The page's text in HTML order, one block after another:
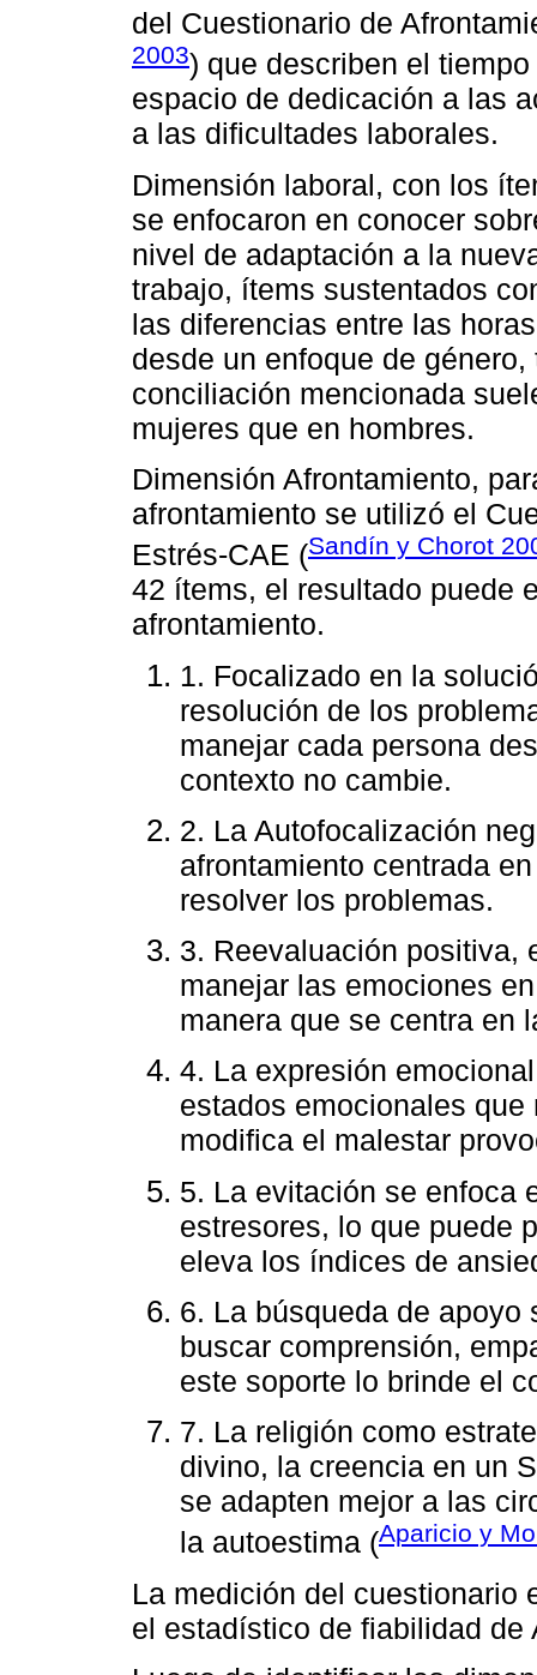
del Cuestionario de
2003) que describen el
espacio de dedicación a las
a las dificultades laborales.
Dimensión laboral, con los
se enfocaron en conocer
nivel de adaptación a la
trabajo, ítems sustentados
las diferencias entre las
desde un enfoque de
conciliación mencionada
mujeres que en hombres.
Dimensión Afrontamiento,
afrontamiento se utilizó el
Estrés-CAE (Sandín y Chorot
42 ítems, el resultado puede
afrontamiento.
1. Focalizado en la
resolución de los
manejar cada persona
contexto no cambie.
2. La Autofocalización
afrontamiento centrada
resolver los problemas.
3. Reevaluación positiva,
manejar las emociones
manera que se centra en
4. La expresión
estados emocionales
modifica el malestar
5. La evitación se enfoca
estresores, lo que puede
eleva los índices de
6. La búsqueda de
buscar comprensión,
este soporte lo brinde el
7. La religión como
divino, la creencia en un
se adapten mejor a las
la autoestima (Aparicio y
La medición del cuestionario
el estadístico de fiabilidad